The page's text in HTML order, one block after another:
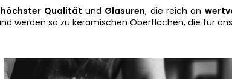
höchster Qualität und Glasuren, die reich an
werden so zu keramischen Oberflächen, die für